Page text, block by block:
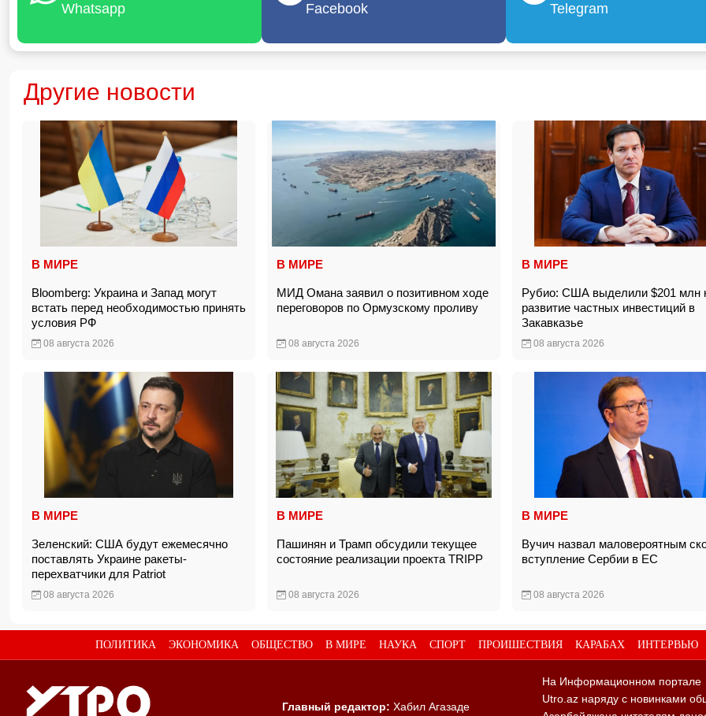
Whatsapp
Facebook
Telegram
Другие новости
В МИРЕ
Bloomberg: Украина и Запад могут
встать перед необходимостью принять
условия РФ
08 августа 2026
В МИРЕ
МИД Омана заявил о позитивном ходе
переговоров по Ормузскому проливу
08 августа 2026
В МИРЕ
Рубио: США выделили $201 млн
развитие частных инвестиций в
Закавказье
08 августа 2026
В МИРЕ
Зеленский: США будут ежемесячно
поставлять Украине ракеты-
перехватчики для Patriot
08 августа 2026
В МИРЕ
Пашинян и Трамп обсудили текущее
состояние реализации проекта TRIPP
08 августа 2026
В МИРЕ
Вучич назвал маловероятным
вступление Сербии в ЕС
08 августа 2026
ПОЛИТИКА ЭКОНОМИКА ОБЩЕСТВО В МИРЕ НАУКА СПОРТ ПРОИШЕСТВИЯ КАРАБАХ ИНТЕРВЬЮ
Главный редактор: Хабил Агазаде
На Информационном портале
Utro.az наряду с новинками